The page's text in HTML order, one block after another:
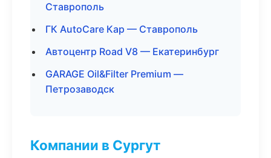
Ставрополь
ГК AutoCare Кар — Ставрополь
Автоцентр Road V8 — Екатеринбург
GARAGE Oil&Filter Premium —
Петрозаводск
Компании в Сургут